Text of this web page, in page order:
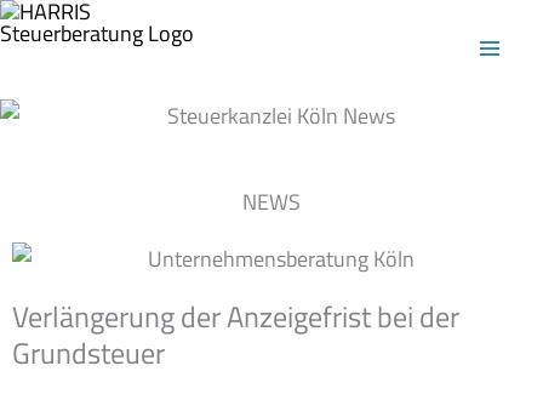
Zum
Inhalt
NEWS
Verlängerung der Anzeigefrist bei der
Grundsteuer